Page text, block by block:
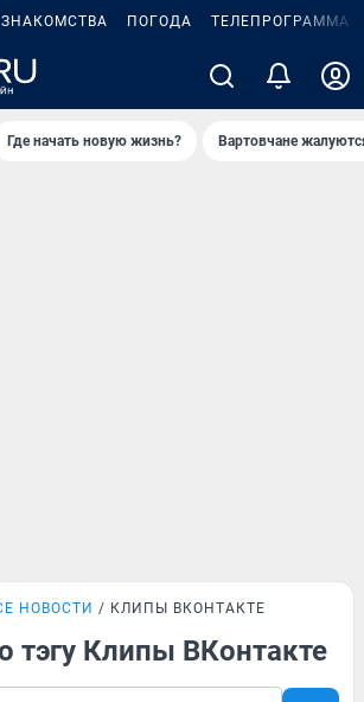
ЗНАКОМСТВА ПОГОДА ТЕЛЕПРОГРАММА
Где начать новую жизнь? Вартовчане
НОВОСТИ КЛИПЫ ВКОНТАКТЕ
тэгу Клипы ВКонтакте